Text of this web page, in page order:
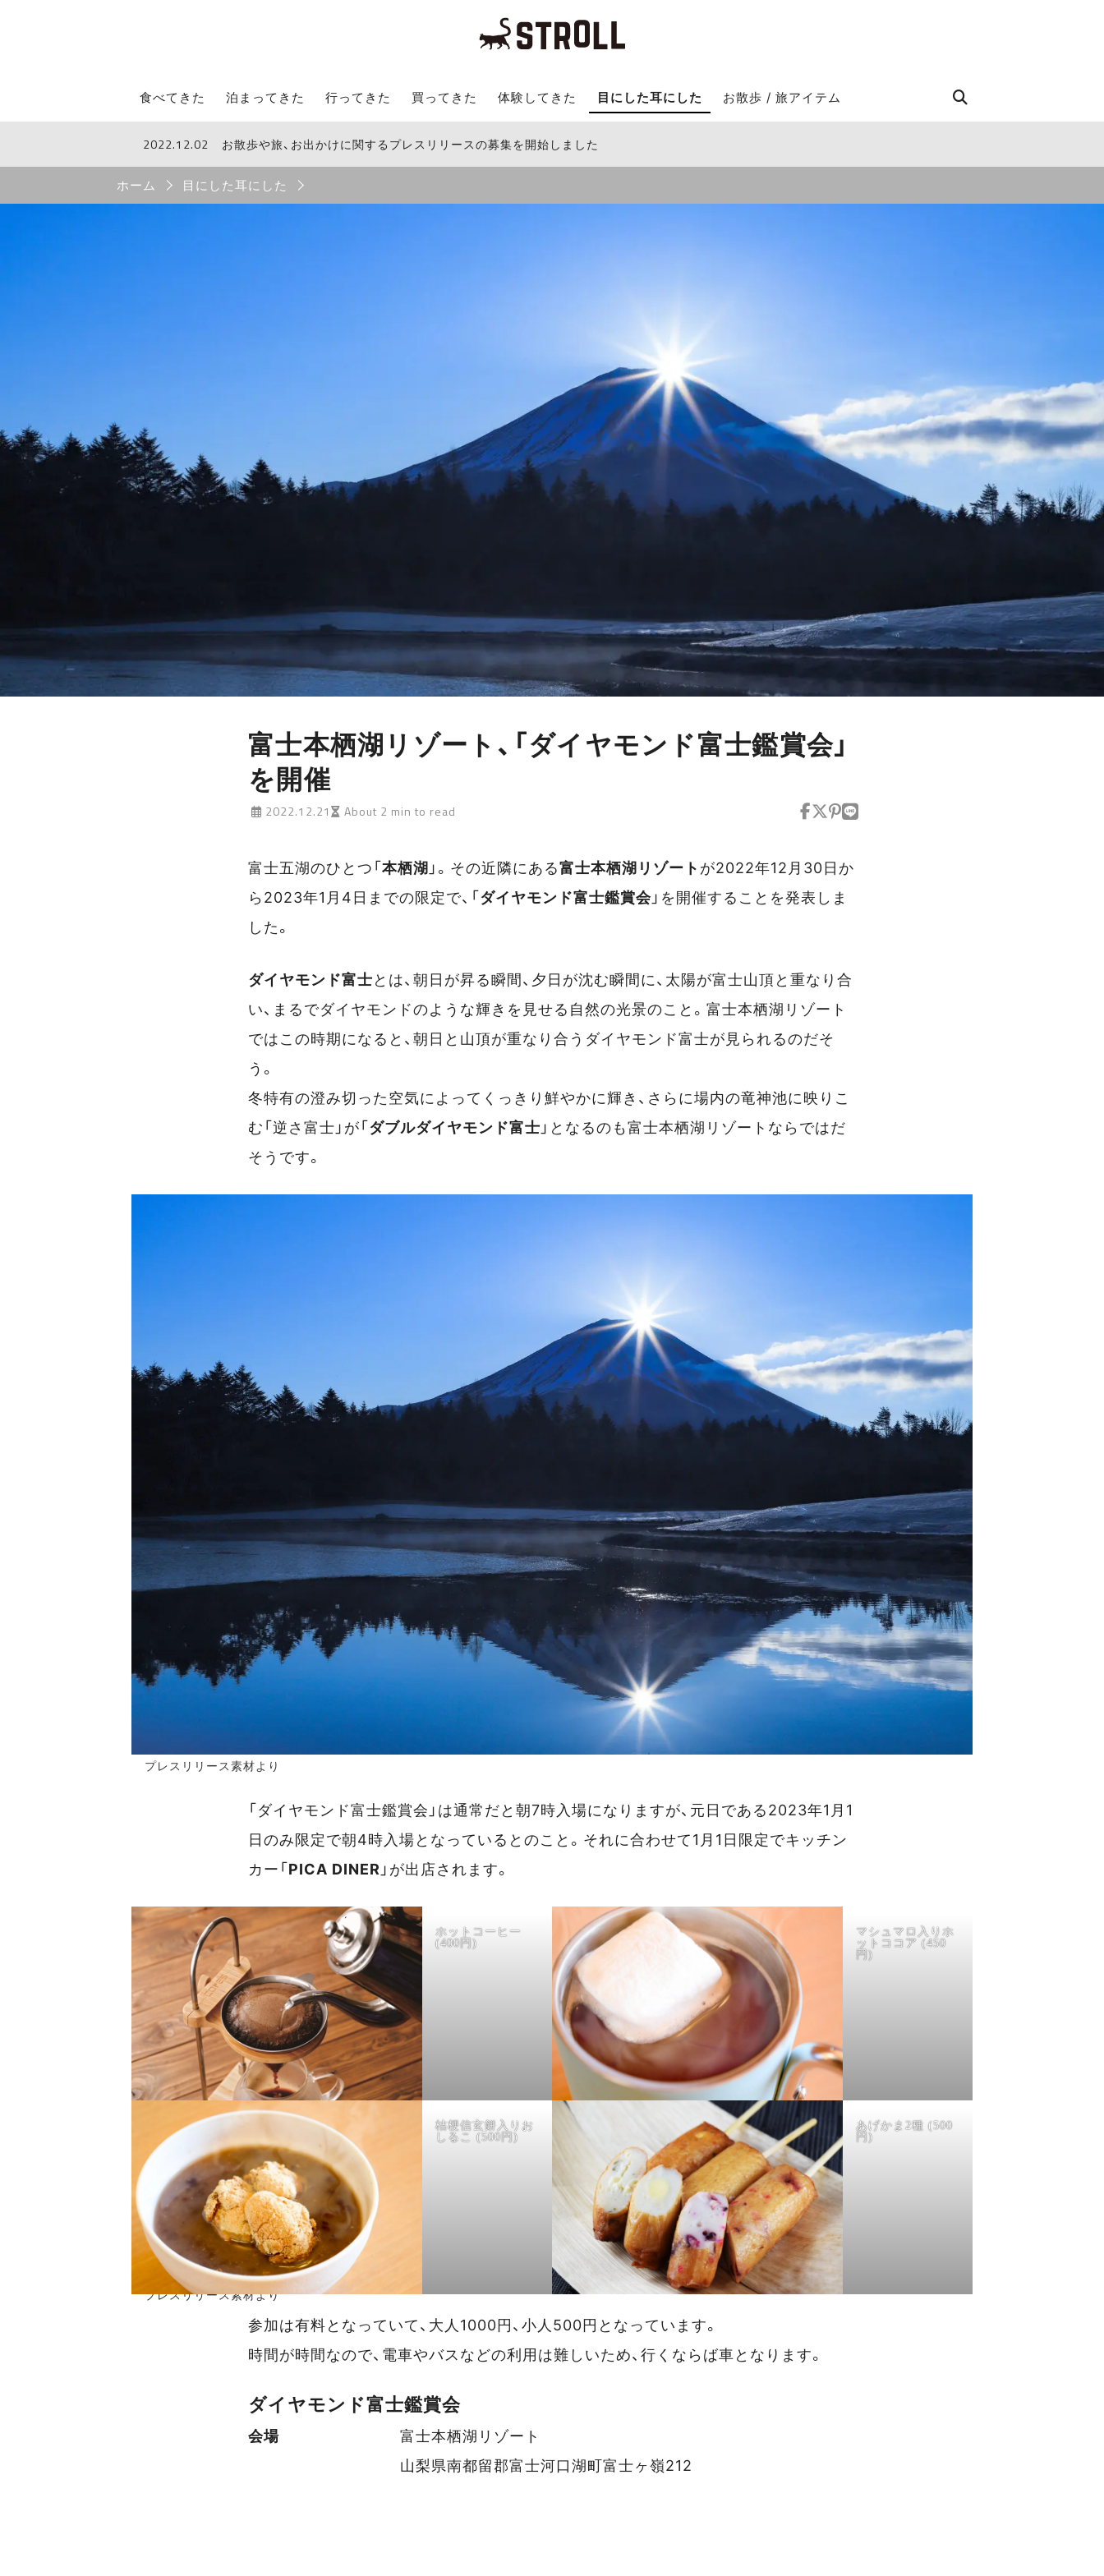
STROLL Menu
食べてきた 泊まってきた 行ってきた 買ってきた 体験してきた 目にした耳にした お散歩 / 旅アイテム
STROLLからのお知らせ
2022.12.02 お散歩や旅、お出かけに関するプレスリリースの募集を開始しました
Breadcrumb
ホーム 目にした耳にした
富士本栖湖リゾート、「ダイヤモンド富士鑑賞会」
を開催
2022.12.21 About 2 min to read
富士五湖のひとつ「 本栖湖 」。その近隣にある富士本栖湖リゾート が2022年12月30日か
ら2023年1月4日までの限定で、「 ダイヤモンド富士鑑賞会」を開催することを発表しま
した。
ダイヤモンド富士とは、朝日が昇る瞬間、夕日が沈む瞬間に、太陽が富士山頂と重なり合
い、まるでダイヤモンドのような輝きを見せる自然の光景のこと。富士本栖湖リゾート
ではこの時期になると、朝日と山頂が重なり合うダイヤモンド富士が見られるのだそ
う。
冬特有の澄み切った空気によってくっきり鮮やかに輝き、さらに場内の竜神池に映りこ
む「逆さ富士」が「ダブルダイヤモンド富士 」となるのも富士本栖湖リゾートならではだ
そうです。
プレスリリース素材より
「ダイヤモンド富士鑑賞会」は通常だと朝7時入場になりますが、元日である2023年1月1
日のみ限定で朝4時入場となっているとのこと。それに合わせて1月1日限定でキッチン
カー「PICA DINER 」が出店されます。
ホットコーヒー
(400円)
マシュマロ入りホ
ットココア (450
円)
桔梗信玄餅入りお
しるこ (500円)
あげかま2種 (500
円)
プレスリリース素材より
参加は有料となっていて、大人1000円、小人500円となっています。
時間が時間なので、電車やバスなどの利用は難しいため、行くならば車となります。
イベントデータ
ダイヤモンド富士鑑賞会
会場
富士本栖湖リゾート
山梨県南都留郡富士河口湖町富士ヶ嶺212